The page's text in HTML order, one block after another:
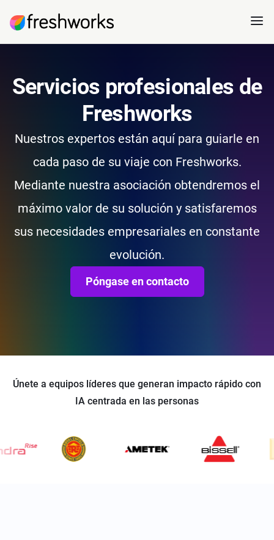
Servicios profesionales de
Freshworks
Nuestros expertos están aquí para guiarle en
cada paso de su viaje con Freshworks.
Mediante nuestra asociación obtendremos el
máximo valor de su solución y satisfaremos
sus necesidades empresariales en constante
evolución.
Póngase en contacto
Únete a equipos líderes que generan impacto rápido con
IA centrada en las personas